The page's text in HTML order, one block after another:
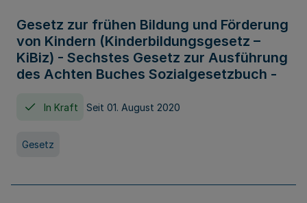
Gesetz zur frühen Bildung und Förderung
von Kindern (Kinderbildungsgesetz –
KiBiz) - Sechstes Gesetz zur Ausführung
des Achten Buches Sozialgesetzbuch -
In Kraft Seit 01. August 2020
Gesetz